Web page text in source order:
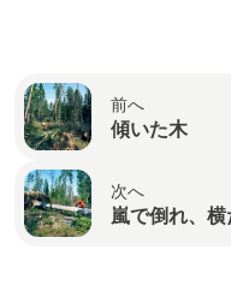
前へ
傾いた木
次へ
嵐で倒れ、